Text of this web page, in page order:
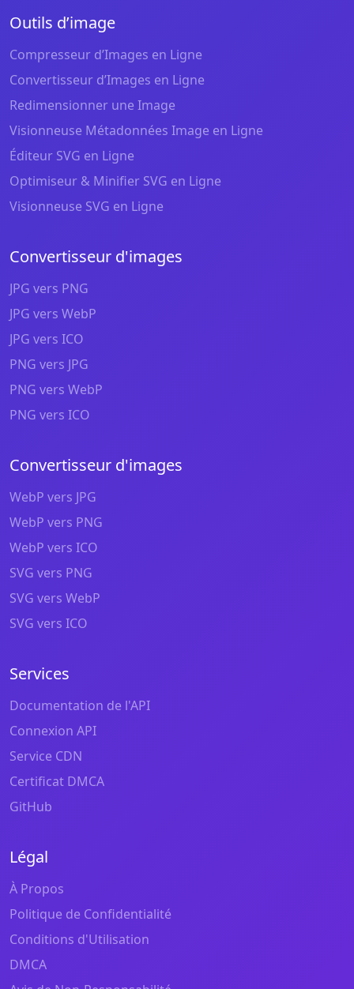
Outils d’image
Compresseur d’Images en Ligne
Convertisseur d’Images en Ligne
Redimensionner une Image
Visionneuse Métadonnées Image en Ligne
Éditeur SVG en Ligne
Optimiseur & Minifier SVG en Ligne
Visionneuse SVG en Ligne
Convertisseur d'images
JPG vers PNG
JPG vers WebP
JPG vers ICO
PNG vers JPG
PNG vers WebP
PNG vers ICO
Convertisseur d'images
WebP vers JPG
WebP vers PNG
WebP vers ICO
SVG vers PNG
SVG vers WebP
SVG vers ICO
Services
Documentation de l'API
Connexion API
Service CDN
Certificat DMCA
GitHub
Légal
À Propos
Politique de Confidentialité
Conditions d'Utilisation
DMCA